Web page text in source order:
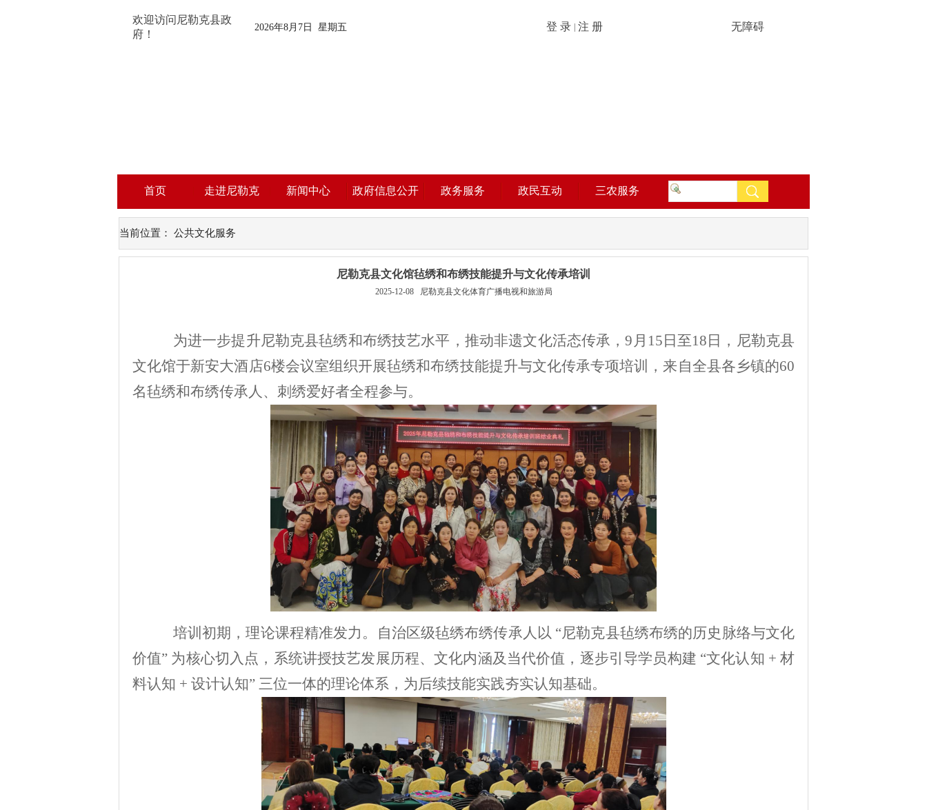
欢迎访问尼勒克县政
府！
2026年8月7日 星期五 登 录 注 册 无障碍
首页 走进尼勒克 新闻中心 政府信息公开 政务服务 政民互动 三农服务
当前位置： 公共文化服务
尼勒克县文化馆毡绣和布绣技能提升与文化传承培训​
2025-12-08 尼勒克县文化体育广播电视和旅游局
为进一步提升尼勒克县毡绣和布绣技艺水平，推动非遗文化活态传承，9 月 15 日至18 日，尼勒克县
文化馆于新安大酒店6楼会议室组织开展毡绣和布绣技能提升与文化传承专项培训，来自全县各乡镇的60
名毡绣和布绣传承人、刺绣爱好者全程参与。
培训初期，理论课程精准发力。自治区级毡绣布绣传承人以 “尼勒克县毡绣布绣的历史脉络与文化
价值” 为核心切入点，系统讲授技艺发展历程、文化内涵及当代价值，逐步引导学员构建 “文化认知 +材
料认知 + 设计认知” 三位一体的理论体系，为后续技能实践夯实认知基础。